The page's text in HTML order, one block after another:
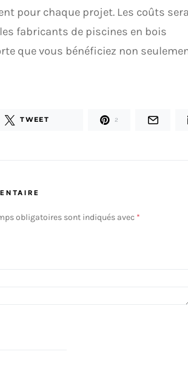
pour chaque projet. Les coûts
fabricants de piscines en bois
que vous bénéficiez non
TWEET 2
obligatoires sont indiqués avec *